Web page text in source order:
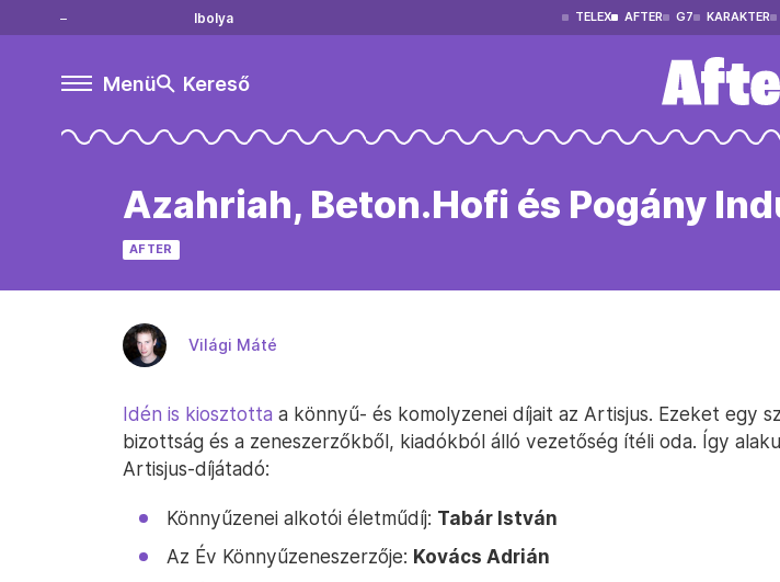
Ibolya TELEX AFTER G7 KARAKTER
Menü Kereső
Azahriah, Beton.Hofi és Pogány
AFTER
Világi Máté
Idén is kiosztotta a könnyű- és komolyzenei díjait az Artisjus. Ezeket egy
bizottság és a zeneszerzőkből, kiadókból álló vezetőség ítéli oda. Így
Artisjus-díjátadó:
Könnyűzenei alkotói életműdíj: Tabár István
Az Év Könnyűzeneszerzője: Kovács Adrián